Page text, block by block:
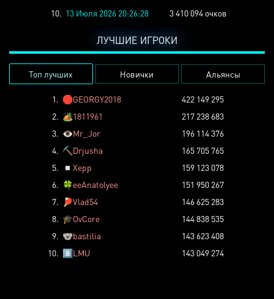
10. 13 Июля 2026 20:26:28 3 410 094 очков
ЛУЧШИЕ ИГРОКИ
Топ лучших Новички Альянсы
1. 🛑GEORGY2018
422 149 295
2. 🏕️1811961
217 238 683
3. 👁️Mr_Jor
196 114 376
4. ⛏️ Drjusha
165 705 765
5.
◽ Xepp
159 123 078
6. 🍀eeAnatolyee
151 950 267
7.
🏓Vlad54
146 625 283
8. 🎓OvCore
144 838 535
9. 🐨bastilia
143 623 408
10. 8️⃣LMU 143 049 274